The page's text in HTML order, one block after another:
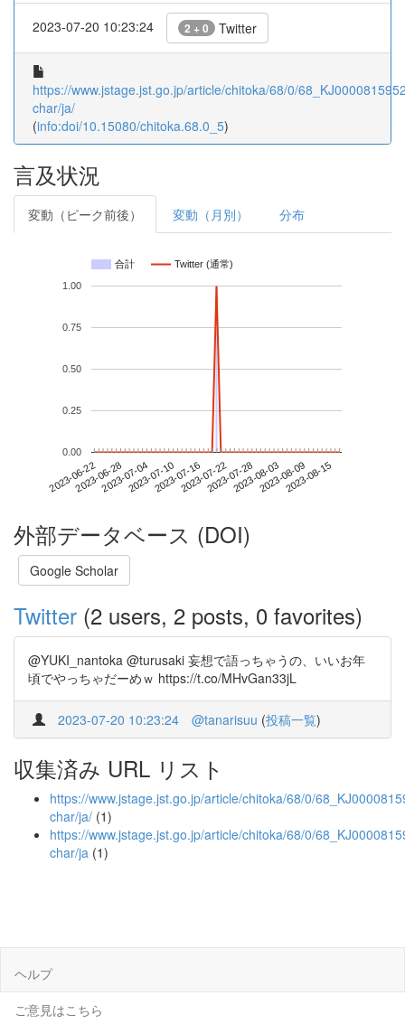
2023-07-20 10:23:24 2 + 0 Twitter
https://www.jstage.jst.go.jp/article/chitoka/68/0/
char/ja/
(info:doi/10.15080/chitoka.68.0_5)
言及状況
変動（ピーク前後） 変動（月別） 分布
合計 Twitter (通常)
2023-06-222023-06-282023-07-042023-07-102023-07-162023-07-222023-07-282023-08-032023-08-092023-08-15
0.00
0.25
0.50
0.75
1.00
外部データベース (DOI)
Google Scholar
Twitter (2 users, 2 posts, 0 favorites)
@YUKI_nantoka @turusaki 妄想で語っちゃうの、いいお年
頃でやっちゃだーめｗ https://t.co/MHvGan33jL
2023-07-20 10:23:24 @tanarisuu (投稿一覧)
収集済み URL リスト
https://www.jstage.jst.go.jp/article/chitoka/68/0/
char/ja/ (1)
https://www.jstage.jst.go.jp/article/chitoka/68/0/
char/ja (1)
ヘルプ
ご意見はこちら